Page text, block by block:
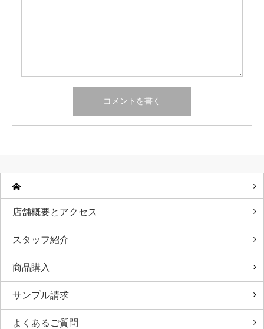
店舗概要とアクセス
スタッフ紹介
商品購入
サンプル請求
よくあるご質問